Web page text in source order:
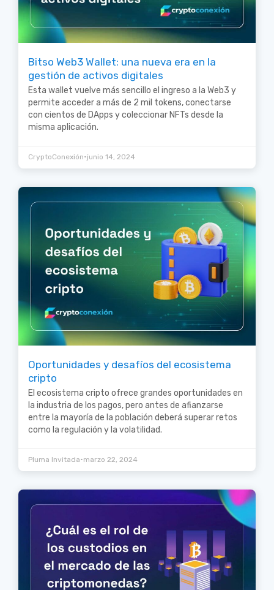
Bitso Web3 Wallet: una nueva era en la
gestión de activos digitales
Esta wallet vuelve más sencillo el ingreso a la Web3 y
permite acceder a más de 2 mil tokens, conectarse
con cientos de DApps y coleccionar NFTs desde la
misma aplicación.
CryptoConexión•junio 14, 2024
Oportunidades y desafíos del ecosistema
cripto
El ecosistema cripto ofrece grandes oportunidades en
la industria de los pagos, pero antes de afianzarse
entre la mayoría de la población deberá superar retos
como la regulación y la volatilidad.
Pluma Invitada•marzo 22, 2024